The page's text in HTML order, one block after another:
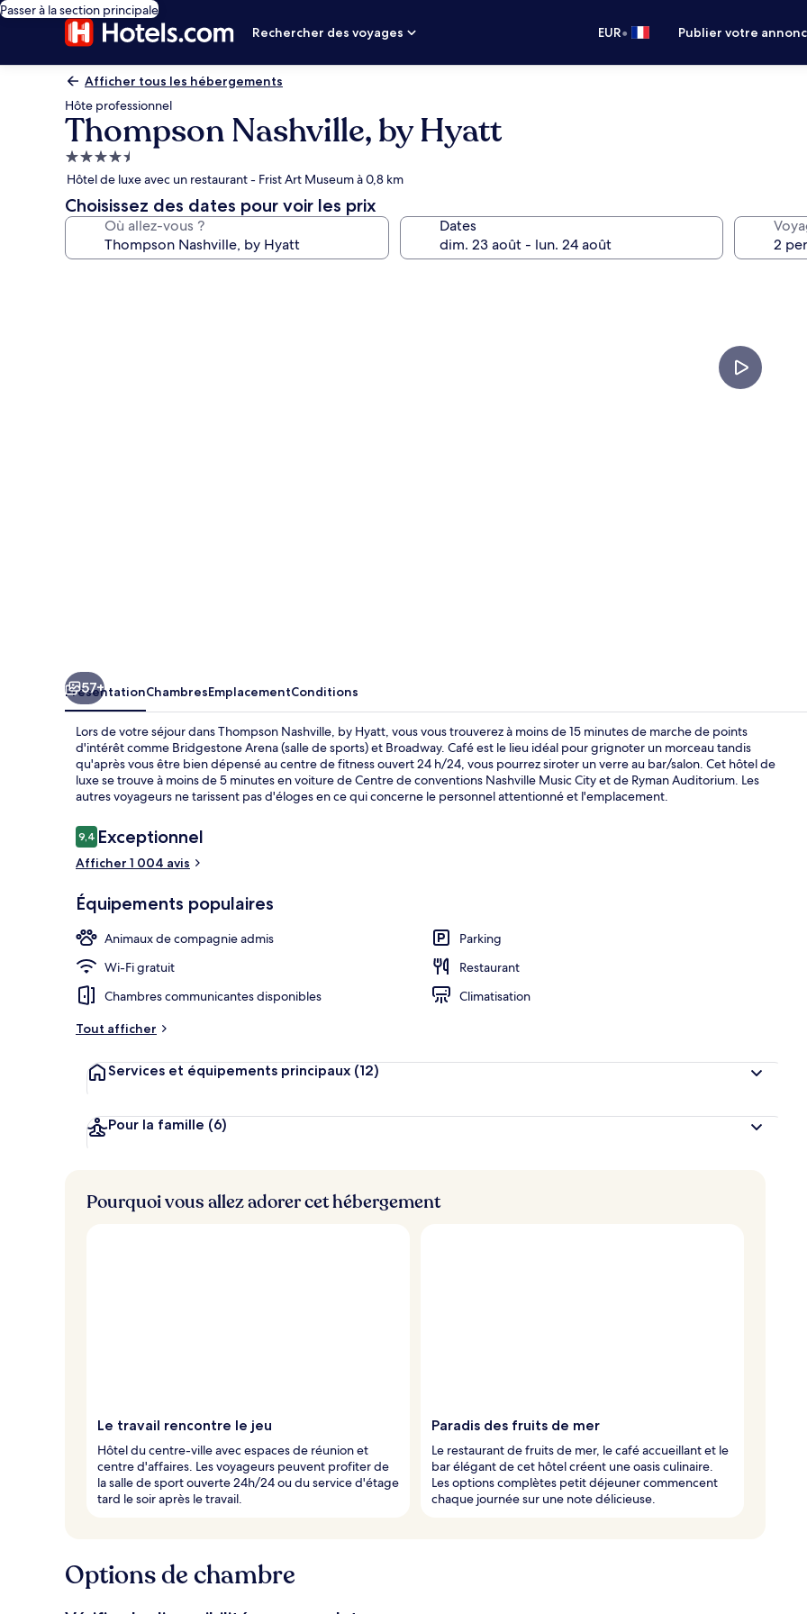
Passer à la section principale
Rechercher des voyages
EUR• Publier votre
Afficher tous les hébergements
Hôte professionnel
Thompson Nashville, by Hyatt
Hébergement
4.5 étoiles
Hôtel de luxe avec un restaurant - Frist Art Museum à 0,8 km
Choisissez des dates pour voir les prix
Où allez-vous ? Dates
Suite
57+
PrésentationChambresEmplacementConditions
Lors de votre séjour dans Thompson Nashville, by Hyatt, vous vous trouverez à moins de 15 minutes de marche de points
d'intérêt comme Bridgestone Arena (salle de sports) et Broadway. Café est le lieu idéal pour grignoter un morceau tandis
qu'après vous être bien dépensé au centre de fitness ouvert 24 h/24, vous pourrez siroter un verre au bar/salon. Cet hôtel de
luxe se trouve à moins de 5 minutes en voiture de Centre de conventions Nashville Music City et de Ryman Auditorium. Les
autres voyageurs ne tarissent pas d'éloges en ce qui concerne le personnel attentionné et l'emplacement.
Avis
voyageurs
9,49,4 sur 10
Exceptionnel
Afficher 1 004 avis
Équipements populaires
Animaux de compagnie admis
Parking
Wi-Fi gratuit
Restaurant
Chambres communicantes disponibles
Climatisation
Tout afficher
Services et équipements principaux (12)
Pour la famille (6)
Pourquoi vous allez adorer cet hébergement
Le travail rencontre le jeu
Hôtel du centre-ville avec espaces de réunion et
centre d'affaires. Les voyageurs peuvent profiter de
la salle de sport ouverte 24h/24 ou du service d'étage
tard le soir après le travail.
Paradis des fruits de mer
Le restaurant de fruits de mer, le café accueillant et le
bar élégant de cet hôtel créent une oasis culinaire.
Les options complètes petit déjeuner commencent
chaque journée sur une note délicieuse.
Options de chambre